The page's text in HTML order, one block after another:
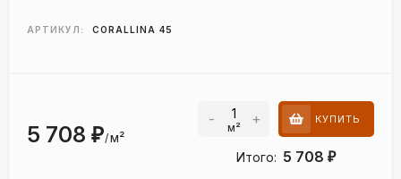
АРТИКУЛ: CORALLINA 45
5 708 ₽/м²
- м² + КУПИТЬ
Итого: 5 708 ₽